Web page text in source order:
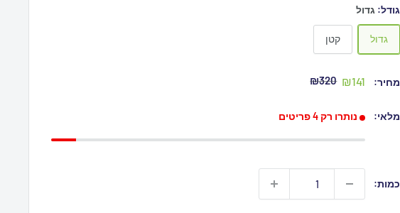
גודל: גדול
גדול קטן
מחיר:
מחיר
₪141 מחיר
₪320
מלאי: נותרו רק 4 פריטים
כמות: